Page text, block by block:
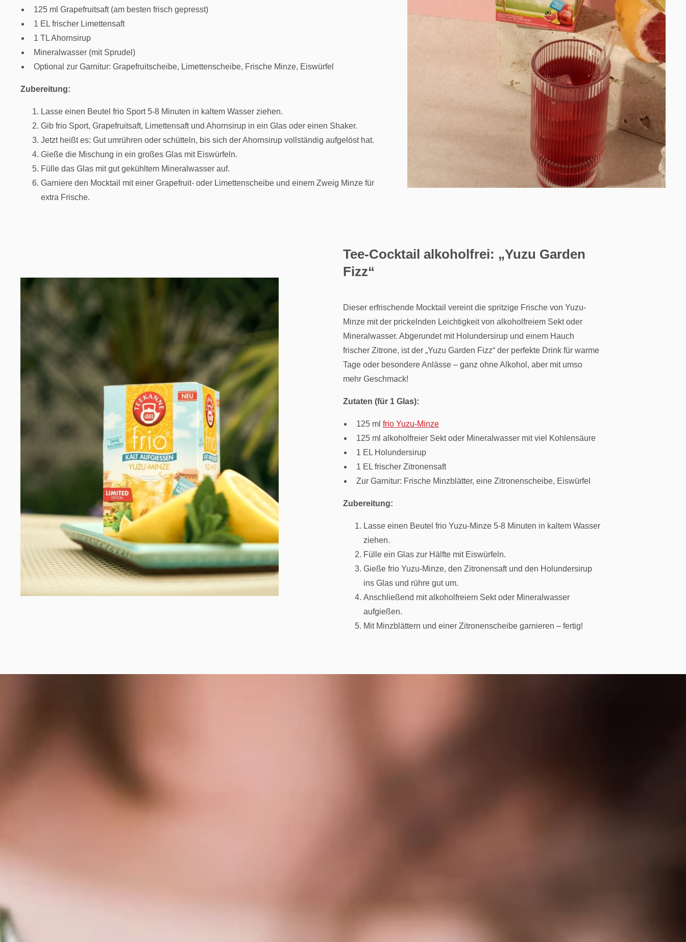
125 ml Grapefruitsaft (am besten frisch gepresst)
1 EL frischer Limettensaft
1 TL Ahornsirup
Mineralwasser (mit Sprudel)
Optional zur Garnitur: Grapefruitscheibe, Limettenscheibe, Frische Minze, Eiswürfel
Zubereitung:
Lasse einen Beutel frio Sport 5-8 Minuten in kaltem Wasser ziehen.
Gib frio Sport, Grapefruitsaft, Limettensaft und Ahornsirup in ein Glas oder einen Shaker.
Jetzt heißt es: Gut umrühren oder schütteln, bis sich der Ahornsirup vollständig aufgelöst hat.
Gieße die Mischung in ein großes Glas mit Eiswürfeln.
Fülle das Glas mit gut gekühltem Mineralwasser auf.
Garniere den Mocktail mit einer Grapefruit- oder Limettenscheibe und einem Zweig Minze für
extra Frische.
Tee-Cocktail alkoholfrei: „Yuzu Garden
Fizz“
Dieser erfrischende Mocktail vereint die spritzige Frische von Yuzu-
Minze mit der prickelnden Leichtigkeit von alkoholfreiem Sekt oder
Mineralwasser. Abgerundet mit Holundersirup und einem Hauch
frischer Zitrone, ist der „Yuzu Garden Fizz“ der perfekte Drink für warme
Tage oder besondere Anlässe – ganz ohne Alkohol, aber mit umso
mehr Geschmack!
Zutaten (für 1 Glas):
125 ml frio Yuzu-Minze
125 ml alkoholfreier Sekt oder Mineralwasser mit viel Kohlensäure
1 EL Holundersirup
1 EL frischer Zitronensaft
Zur Garnitur: Frische Minzblätter, eine Zitronenscheibe, Eiswürfel
Zubereitung:
Lasse einen Beutel frio Yuzu-Minze 5-8 Minuten in kaltem Wasser
ziehen.
Fülle ein Glas zur Hälfte mit Eiswürfeln.
Gieße frio Yuzu-Minze, den Zitronensaft und den Holundersirup
ins Glas und rühre gut um.
Anschließend mit alkoholfreiem Sekt oder Mineralwasser
aufgießen.
Mit Minzblättern und einer Zitronenscheibe garnieren – fertig!